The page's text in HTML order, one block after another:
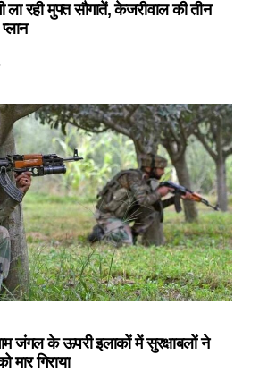
ला रही मुफ्त सौगातें, केजरीवाल की तीन
जंगल के ऊपरी इलाकों में सुरक्षाबलों ने
गिराया